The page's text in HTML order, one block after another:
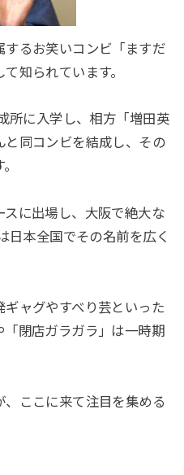
るお笑いコンビ「ますだ
知られています。
所に入学し、相方「増田英
と同コンビを結成し、その
に出場し、大阪で絶大な
日本全国でその名前を広く
ギャグやすべり芸といった
閉店ガラガラ」は一時期
ここに来て注目を集める